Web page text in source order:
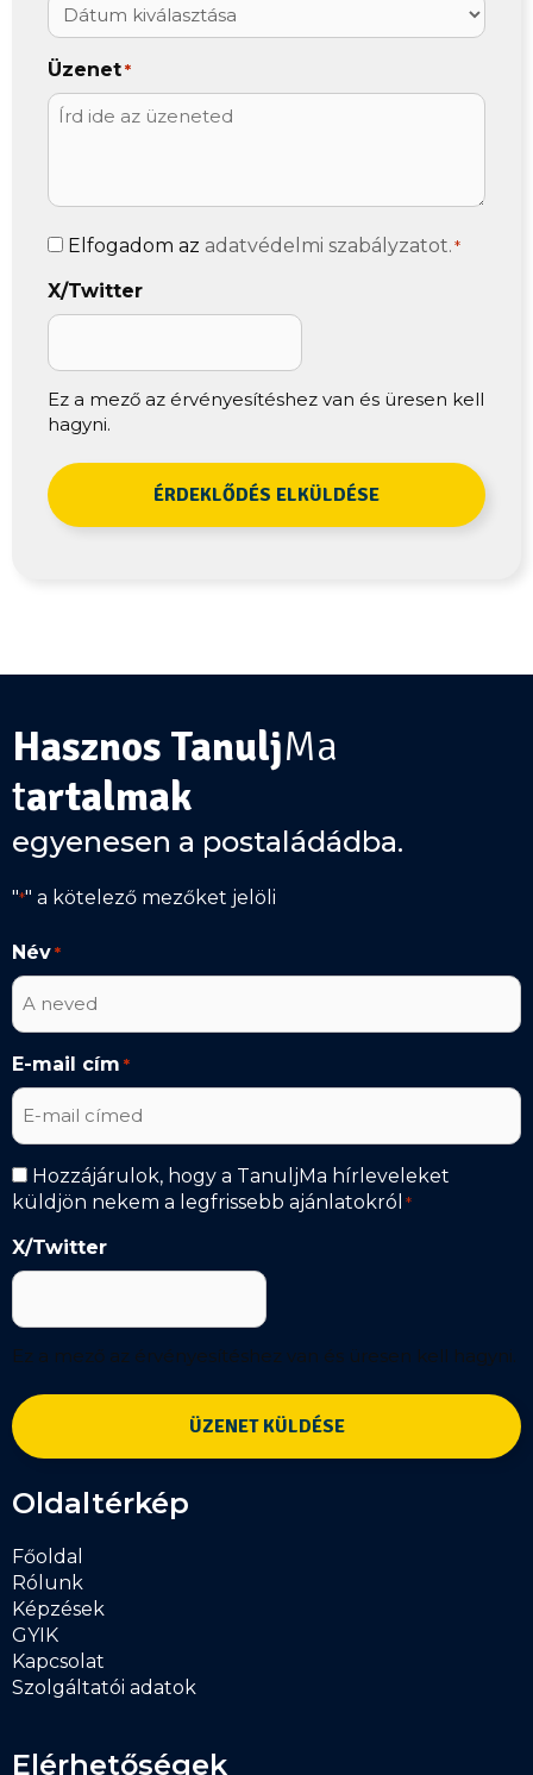
Üzenet *
Adatvédelem
Elfogadom az adatvédelmi szabályzatot.*
X/Twitter
Ez a mező az érvényesítéshez van és üresen kell
hagyni.
Hasznos TanuljMa
tartalmak
egyenesen a postaládádba.
"*" a kötelező mezőket jelöli
Név *
E-mail cím *
Hírlevél
*
Hozzájárulok, hogy a TanuljMa hírleveleket
küldjön nekem a legfrissebb ajánlatokról *
X/Twitter
Ez a mező az érvényesítéshez van és üresen kell hagyni.
Oldaltérkép
Főoldal
Rólunk
Képzések
GYIK
Kapcsolat
Szolgáltatói adatok
Elérhetőségek